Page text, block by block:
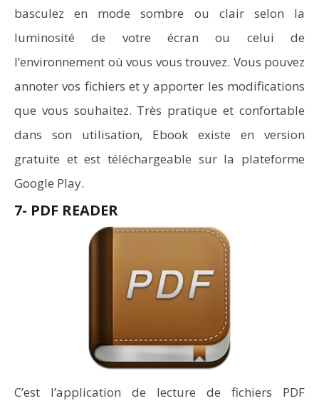
basculez en mode sombre ou clair selon la
luminosité de votre écran ou celui de
l’environnement où vous vous trouvez. Vous pouvez
annoter vos fichiers et y apporter les modifications
que vous souhaitez. Très pratique et confortable
dans son utilisation, Ebook existe en version
gratuite et est téléchargeable sur la plateforme
Google Play.
7- PDF READER
C’est l’application de lecture de fichiers PDF